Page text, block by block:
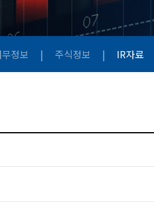
정보 | 주식정보 | IR자료